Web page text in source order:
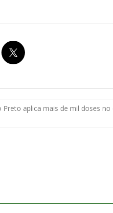
Preto aplica mais de mil doses